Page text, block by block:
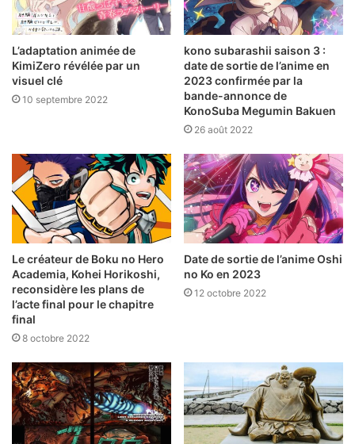
L’adaptation animée de
KimiZero révélée par un
visuel clé
10 septembre 2022
kono subarashii saison 3 :
date de sortie de l’anime en
2023 confirmée par la
bande-annonce de
KonoSuba Megumin Bakuen
26 août 2022
Le créateur de Boku no Hero
Academia, Kohei Horikoshi,
reconsidère les plans de
l’acte final pour le chapitre
final
8 octobre 2022
Date de sortie de l’anime Oshi
no Ko en 2023
12 octobre 2022